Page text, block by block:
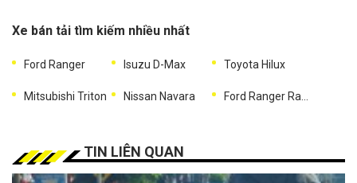
Xe bán tải tìm kiếm nhiều nhất
Ford Ranger Isuzu D-Max Toyota Hilux
Mitsubishi Triton Nissan Navara
TIN LIÊN QUAN